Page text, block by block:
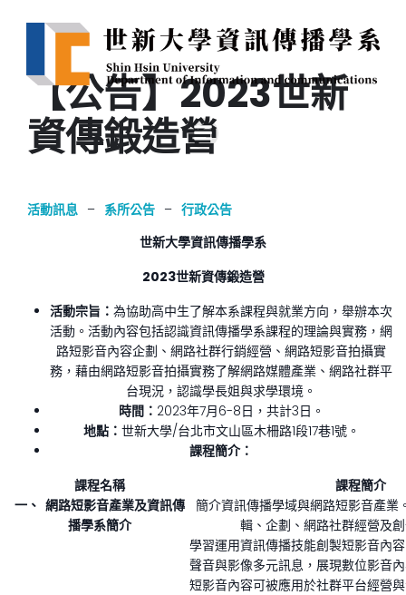
【公告】2023世新
資傳鍛造營
活動訊息 – 系所公告 – 行政公告
世新大學資訊傳播學系
2023世新資傳鍛造營
活動宗旨： 為協助高中生了解本系課程與就業方向，舉辦本次
活動。活動內容包括認識資訊傳播學系課程的理論與實務，網
路短影音內容企劃、網路社群行銷經營、網路短影音拍攝實
務，藉由網路短影音拍攝實務了解網路媒體產業、網路社群平
台現況，認識學長姐與求學環境。
時間： 2023年7月6-8日，共計3日。
地點： 世新大學/台北市文山區木柵路1段17巷1號。
課程簡介：
課程名稱
課程簡介
一、 網路短影音產業及資訊傳
播學系簡介
簡介資訊傳播學域與網路短影音產業
輯、企劃、網路社群經營及
學習運用資訊傳播技能創製短影音內
聲音與影像多元訊息，展現數位影音
短影音內容可被應用於社群平台經營